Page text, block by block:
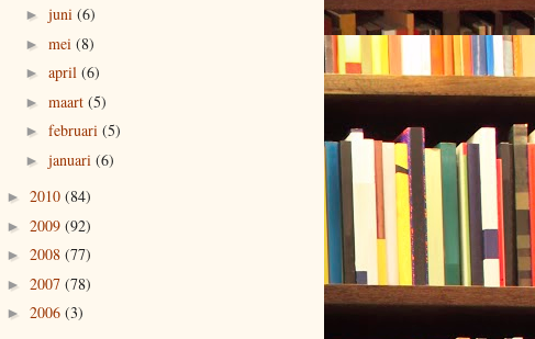
► juni (6)
► mei (8)
► april (6)
► maart (5)
► februari (5)
► januari (6)
► 2010 (84)
► 2009 (92)
► 2008 (77)
► 2007 (78)
► 2006 (3)